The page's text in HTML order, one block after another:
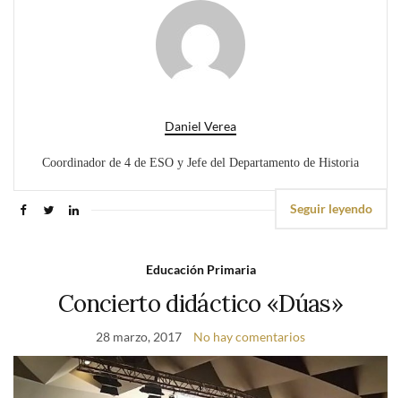
Daniel Verea
Coordinador de 4 de ESO y Jefe del Departamento de Historia
Seguir leyendo
Educación Primaria
Concierto didáctico «Dúas»
28 marzo, 2017 No hay comentarios